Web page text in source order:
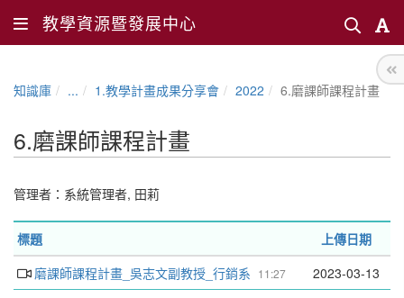
教學資源暨發展中心
知識庫 ... 1.教學計畫成果分享會 2022 6.磨課師課程計畫
6.磨課師課程計畫
管理者： 系統管理者, 田莉
標題 上傳日期
11:27
磨課師課程計畫_吳志文副教授_行銷系 2023-03-13